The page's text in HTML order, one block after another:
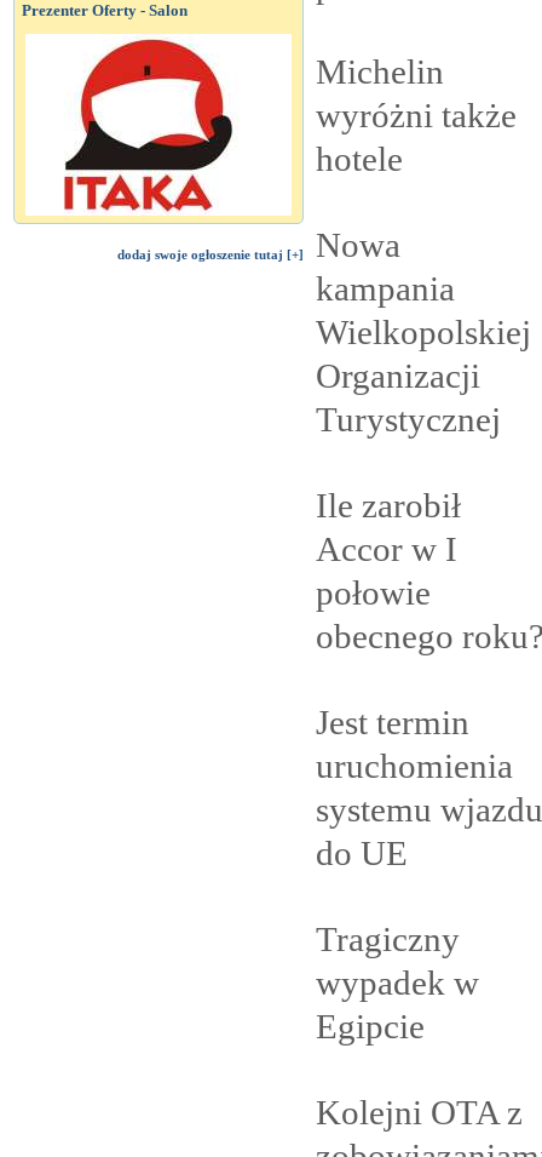
Prezenter Oferty - Salon
dodaj swoje ogłoszenie tutaj [+]
Michelin
wyróżni także
hotele
Nowa
kampania
Wielkopolskiej
Organizacji
Turystycznej
Ile zarobił
Accor w I
połowie
obecnego
Jest termin
uruchomienia
systemu wjazdu
do UE
Tragiczny
wypadek w
Egipcie
Kolejni OTA z